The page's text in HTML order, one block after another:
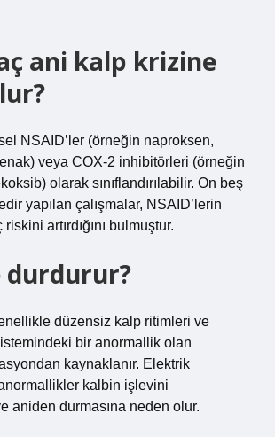
ani kalp krizine
NSAID’ler (örneğin naproksen,
veya COX-2 inhibitörleri (örneğin
olarak sınıflandırılabilir. On beş
yapılan çalışmalar, NSAID’lerin
artırdığını bulmuştur.
durdurur?
düzensiz kalp ritimleri ve
bir anormallik olan
kaynaklanır. Elektrik
kalbin işlevini
aniden durmasına neden olur.